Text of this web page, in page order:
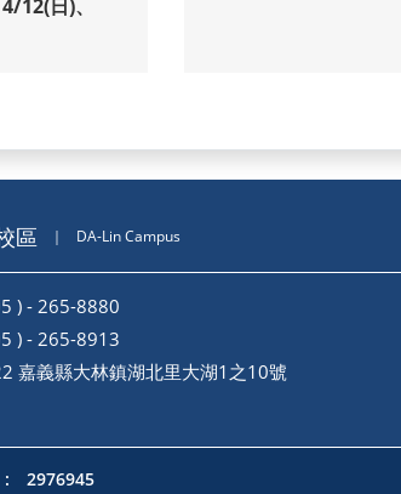
區 ｜ DA-Lin Campus
) - 265-8880
) - 265-8913
嘉義縣大林鎮湖北里大湖1之10號
: 2976945